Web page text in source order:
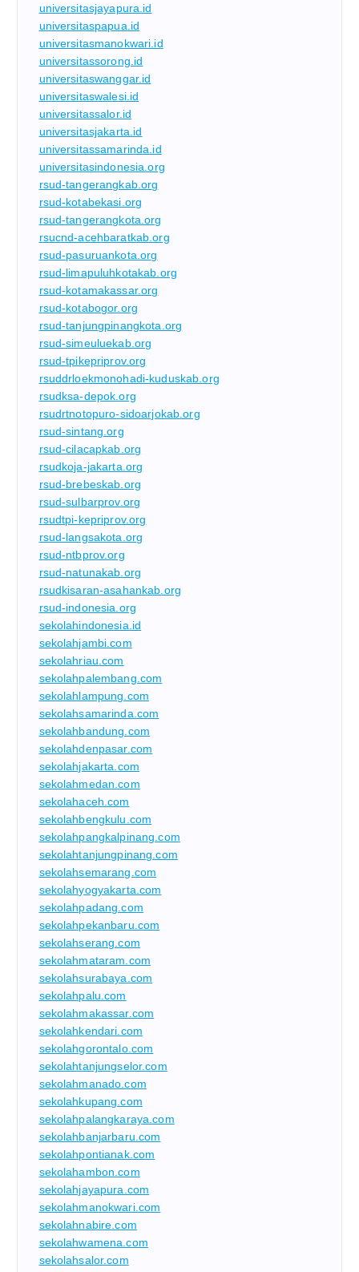
universitasjayapura.id
universitaspapua.id
universitasmanokwari.id
universitassorong.id
universitaswanggar.id
universitaswalesi.id
universitassalor.id
universitasjakarta.id
universitassamarinda.id
universitasindonesia.org
rsud-tangerangkab.org
rsud-kotabekasi.org
rsud-tangerangkota.org
rsucnd-acehbaratkab.org
rsud-pasuruankota.org
rsud-limapuluhkotakab.org
rsud-kotamakassar.org
rsud-kotabogor.org
rsud-tanjungpinangkota.org
rsud-simeuluekab.org
rsud-tpikepriprov.org
rsuddrloekmonohadi-kuduskab.org
rsudksa-depok.org
rsudrtnotopuro-sidoarjokab.org
rsud-sintang.org
rsud-cilacapkab.org
rsudkoja-jakarta.org
rsud-brebeskab.org
rsud-sulbarprov.org
rsudtpi-kepriprov.org
rsud-langsakota.org
rsud-ntbprov.org
rsud-natunakab.org
rsudkisaran-asahankab.org
rsud-indonesia.org
sekolahindonesia.id
sekolahjambi.com
sekolahriau.com
sekolahpalembang.com
sekolahlampung.com
sekolahsamarinda.com
sekolahbandung.com
sekolahdenpasar.com
sekolahjakarta.com
sekolahmedan.com
sekolahaceh.com
sekolahbengkulu.com
sekolahpangkalpinang.com
sekolahtanjungpinang.com
sekolahsemarang.com
sekolahyogyakarta.com
sekolahpadang.com
sekolahpekanbaru.com
sekolahserang.com
sekolahmataram.com
sekolahsurabaya.com
sekolahpalu.com
sekolahmakassar.com
sekolahkendari.com
sekolahgorontalo.com
sekolahtanjungselor.com
sekolahmanado.com
sekolahkupang.com
sekolahpalangkaraya.com
sekolahbanjarbaru.com
sekolahpontianak.com
sekolahambon.com
sekolahjayapura.com
sekolahmanokwari.com
sekolahnabire.com
sekolahwamena.com
sekolahsalor.com